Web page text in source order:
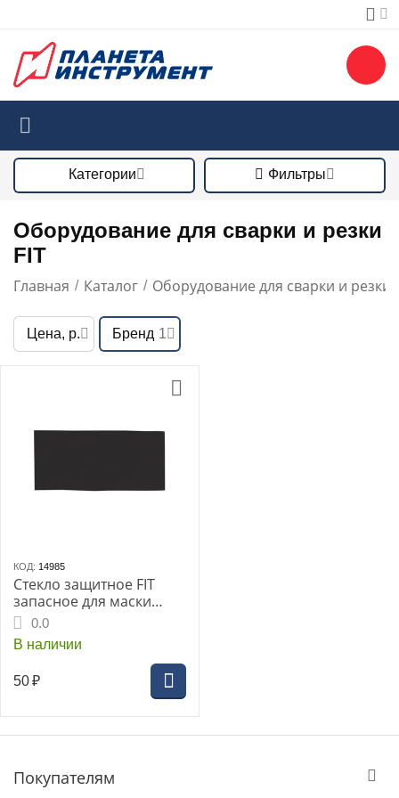
Категории Фильтры
Оборудование для сварки и резки
FIT
Главная / Каталог / Оборудование для сварки и резки
Цена, р. Бренд 1
КОД: 14985
Стекло защитное FIT
запасное для маски
сварщика (12245i)
0.0
В наличии
50 ₽
Покупателям